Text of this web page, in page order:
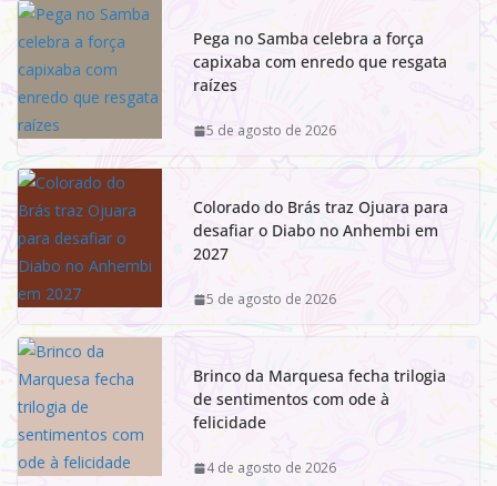
Pega no Samba celebra a força
capixaba com enredo que resgata
raízes
5 de agosto de 2026
Colorado do Brás traz Ojuara para
desafiar o Diabo no Anhembi em
2027
5 de agosto de 2026
Brinco da Marquesa fecha trilogia
de sentimentos com ode à
felicidade
4 de agosto de 2026